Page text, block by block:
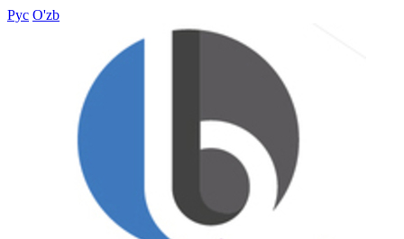
Рус O'zb